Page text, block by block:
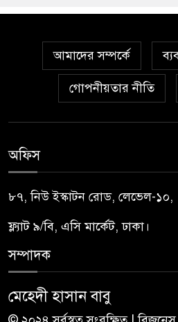
আমাদের সম্পর্কে
গোপনীয়তার নীতি
অফিস
৮৭, নিউ ইস্কাটন রোড, লেভেল-১০,
ফ্ল্যাট ৯/বি, এসি মার্কেট, ঢাকা।
সম্পাদক
মেহেদী হাসান বাবু